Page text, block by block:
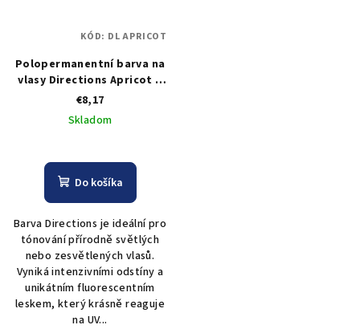
Polopermanentní barva na
vlasy Directions Apricot –
meruňková 88 ml
€8,17
Skladom
Do košíka
Barva Directions je ideální pro
tónování přírodně světlých
nebo zesvětlených vlasů.
Vyniká intenzivními odstíny a
unikátním fluorescentním
leskem, který krásně reaguje
na UV...
KÓD: DL APRICOT